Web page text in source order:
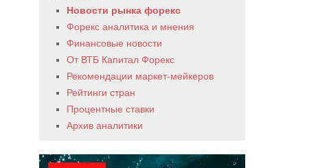
Новости рынка форекс
Форекс аналитика и мнения
Финансовые новости
От ВТБ Капитал Форекс
Рекомендации маркет-мейкеров
Рейтинги стран
Процентные ставки
Архив аналитики